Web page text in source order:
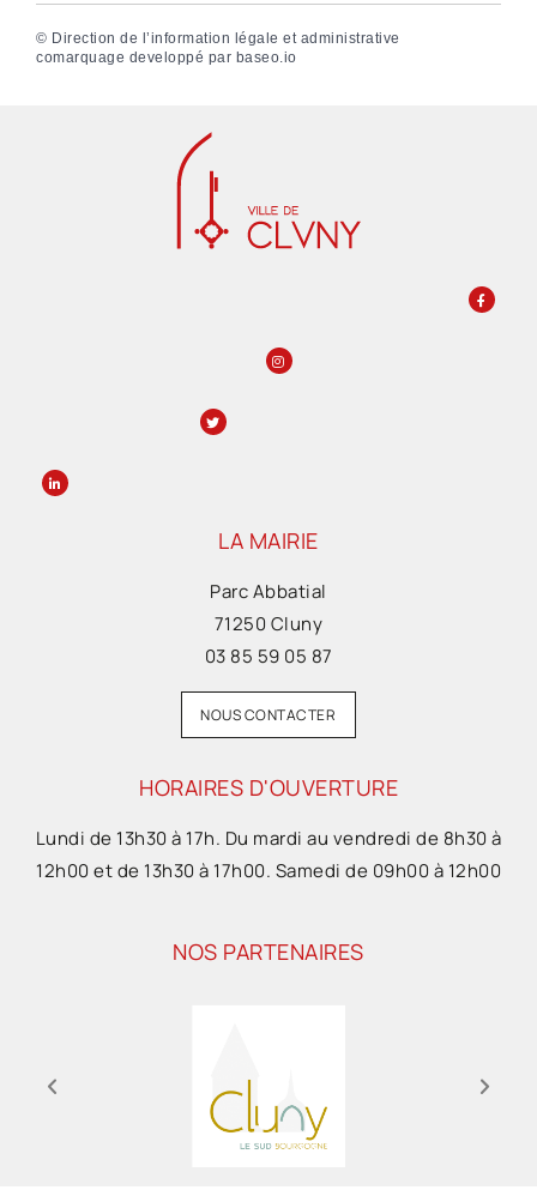
© Direction de l’information légale et administrative
comarquage developpé par baseo.io
LA MAIRIE
Parc Abbatial
71250 Cluny
03 85 59 05 87
NOUS CONTACTER
HORAIRES D'OUVERTURE
Lundi de 13h30 à 17h. Du mardi au vendredi de 8h30 à
12h00 et de 13h30 à 17h00. Samedi de 09h00 à 12h00
NOS PARTENAIRES